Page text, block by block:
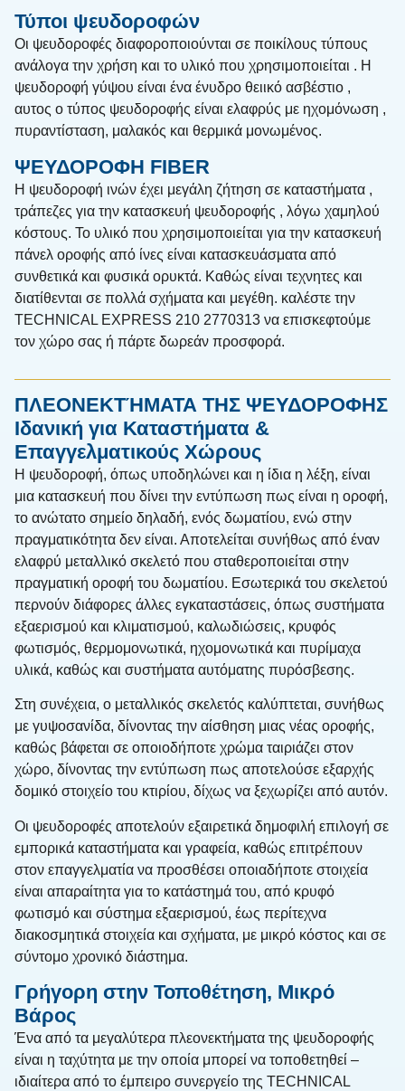
Τύποι ψευδοροφών
Οι ψευδοροφές διαφοροποιούνται σε ποικίλους τύπους
ανάλογα την χρήση και το υλικό που χρησιμοποιείται . Η
ψευδοροφή γύψου είναι ένα ένυδρο θειικό ασβέστιο ,
αυτος ο τύπος ψευδοροφής είναι ελαφρύς με ηχομόνωση ,
πυραντίσταση, μαλακός και θερμικά μονωμένος.
ΨΕΥΔΟΡΟΦΗ FIBER
Η ψευδοροφή ινών έχει μεγάλη ζήτηση σε καταστήματα ,
τράπεζες για την κατασκευή ψευδοροφής , λόγω χαμηλού
κόστους. Το υλικό που χρησιμοποιείται για την κατασκευή
πάνελ οροφής από ίνες είναι κατασκευάσματα από
συνθετικά και φυσικά ορυκτά. Καθώς είναι τεχνητες και
διατίθενται σε πολλά σχήματα και μεγέθη. καλέστε την
TECHNICAL EXPRESS 210 2770313 να επισκεφτούμε
τον χώρο σας ή πάρτε δωρεάν προσφορά.
ΠΛΕΟΝΕΚΤΉΜΑΤΑ ΤΗΣ ΨΕΥΔΟΡΟΦΗΣ
Ιδανική για Καταστήματα &
Επαγγελματικούς Χώρους
Η ψευδοροφή, όπως υποδηλώνει και η ίδια η λέξη, είναι
μια κατασκευή που δίνει την εντύπωση πως είναι η οροφή,
το ανώτατο σημείο δηλαδή, ενός δωματίου, ενώ στην
πραγματικότητα δεν είναι. Αποτελείται συνήθως από έναν
ελαφρύ μεταλλικό σκελετό που σταθεροποιείται στην
πραγματική οροφή του δωματίου. Εσωτερικά του σκελετού
περνούν διάφορες άλλες εγκαταστάσεις, όπως συστήματα
εξαερισμού και κλιματισμού, καλωδιώσεις, κρυφός
φωτισμός, θερμομονωτικά, ηχομονωτικά και πυρίμαχα
υλικά, καθώς και συστήματα αυτόματης πυρόσβεσης.
Στη συνέχεια, ο μεταλλικός σκελετός καλύπτεται, συνήθως
με γυψοσανίδα, δίνοντας την αίσθηση μιας νέας οροφής,
καθώς βάφεται σε οποιοδήποτε χρώμα ταιριάζει στον
χώρο, δίνοντας την εντύπωση πως αποτελούσε εξαρχής
δομικό στοιχείο του κτιρίου, δίχως να ξεχωρίζει από αυτόν.
Οι ψευδοροφές αποτελούν εξαιρετικά δημοφιλή επιλογή σε
εμπορικά καταστήματα και γραφεία, καθώς επιτρέπουν
στον επαγγελματία να προσθέσει οποιαδήποτε στοιχεία
είναι απαραίτητα για το κατάστημά του, από κρυφό
φωτισμό και σύστημα εξαερισμού, έως περίτεχνα
διακοσμητικά στοιχεία και σχήματα, με μικρό κόστος και σε
σύντομο χρονικό διάστημα.
Γρήγορη στην Τοποθέτηση, Μικρό
Βάρος
Ένα από τα μεγαλύτερα πλεονεκτήματα της ψευδοροφής
είναι η ταχύτητα με την οποία μπορεί να τοποθετηθεί –
ιδιαίτερα από το έμπειρο συνεργείο της TECHNICAL